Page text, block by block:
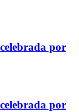
por
por